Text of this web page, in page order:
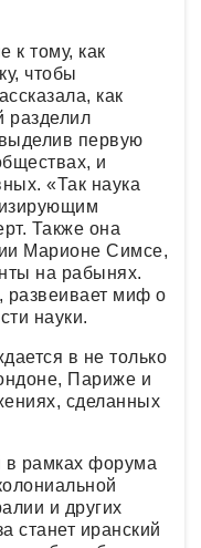
к тому, как
чтобы
как
разделил
первую
и
«Так наука
Также она
Марионе Симсе,
на рабынях.
развеивает миф о
науки.
в не только
Париже и
сделанных
в рамках форума
и других
станет иранский